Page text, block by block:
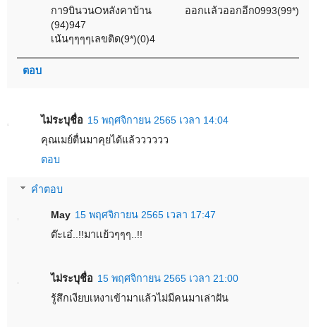
กา9บินวนOหลังคาบ้าน ออกเเล้วออกอีก0993(99*)
(94)947
เน้นๆๆๆๆเลขติด(9*)(0)4
ตอบ
ไม่ระบุชื่อ 15 พฤศจิกายน 2565 เวลา 14:04
คุณเมย์ตื่นมาคุยได้แล้วววววว
ตอบ
คำตอบ
May 15 พฤศจิกายน 2565 เวลา 17:47
ต๊ะเอ๋..!!มาเเย้วๆๆๆ..!!
ไม่ระบุชื่อ 15 พฤศจิกายน 2565 เวลา 21:00
รู้สึกเงียบเหงาเข้ามาแล้วไม่มีคนมาเล่าฝัน